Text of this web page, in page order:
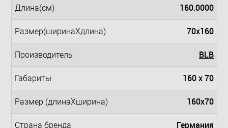
Длина(см) 160.0000
Размер(ширинаXдлина) 70x160
Производитель BLB
Габариты 160 x 70
Размер (длинаXширина) 160x70
Страна бренда Германия